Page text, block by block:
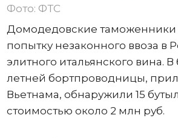
Фото: ФТС
Домодедовские таможенники
попытку незаконного ввоза в
элитного итальянского вина. В
летней бортпроводницы,
Вьетнама, обнаружили 15
стоимостью около 2 млн руб.